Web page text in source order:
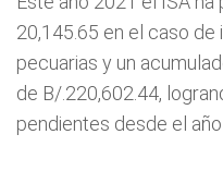
20,145.65 en el caso
pecuarias y un
de B/.220,602.44,
pendientes desde el año